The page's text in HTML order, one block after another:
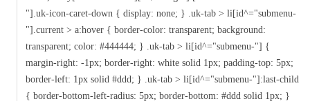
"].uk-icon-caret-down { display: none; } .uk-tab > li[id^="submenu-
"].current > a:hover { border-color: transparent; background:
transparent; color: #444444; } .uk-tab > li[id^="submenu-"] {
margin-right: -1px; border-right: white solid 1px; padding-top: 5px;
border-left: 1px solid #ddd; } .uk-tab > li[id^="submenu-"]:last-child
{ border-bottom-left-radius: 5px; border-bottom: #ddd solid 1px; }